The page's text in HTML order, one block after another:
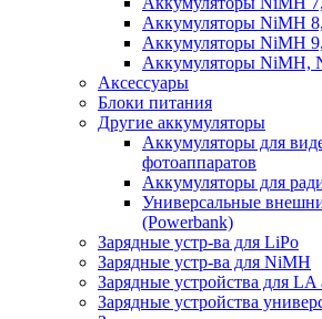
Аккумуляторы NiMH
Аккумуляторы NiMH
Аккумуляторы NiMH,
Аксессуары
Блоки питания
Другие аккумуляторы
Аккумуляторы для
фотоаппаратов
Аккумуляторы для
Универсальные
(Powerbank)
Зарядные устр-ва для LiPo
Зарядные устр-ва для NiMH
Зарядные устройства для LA
Зарядные устройства